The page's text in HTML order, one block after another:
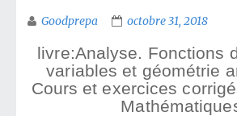
Goodprepa octobre 31, 2018
livre:Analyse. Fonctions
variables et géométrie
Cours et exercices